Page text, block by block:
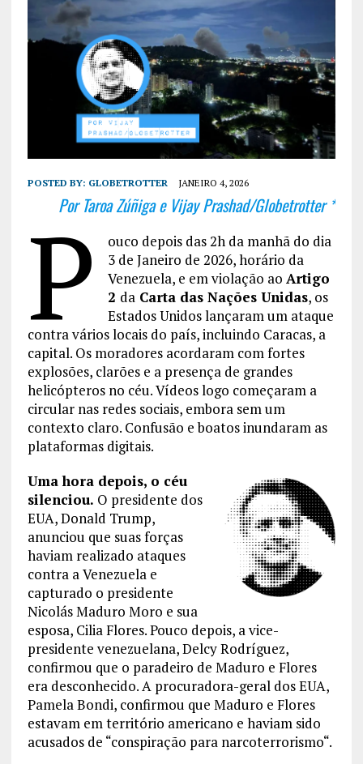
POSTED BY: GLOBETROTTER JANEIRO 4, 2026
Por Taroa Zúñiga e Vijay Prashad/Globetrotter *
P
ouco depois das 2h da manhã do dia
3 de Janeiro de 2026, horário da
Venezuela, e em violação ao Artigo
2 daCarta das Nações Unidas, os
Estados Unidos lançaram um ataque
contra vários locais do país, incluindo Caracas, a
capital. Os moradores acordaram com fortes
explosões, clarões e a presença de grandes
helicópteros no céu. Vídeos logo começaram a
circular nas redes sociais, embora sem um
contexto claro. Confusão e boatos inundaram as
plataformas digitais.
Uma hora depois, o céu
silenciou. O presidente dos
EUA, Donald Trump,
anunciou que suas forças
haviam realizado ataques
contra a Venezuela e
capturado o presidente
Nicolás Maduro Moro e sua
esposa, Cilia Flores. Pouco depois, a vice-
presidente venezuelana, Delcy Rodríguez,
confirmou que o paradeiro de Maduro e Flores
era desconhecido. A procuradora-geral dos EUA,
Pamela Bondi, confirmou que Maduro e Flores
estavam em território americano e haviam sido
acusados ​​de “conspiração para narcoterrorismo“.